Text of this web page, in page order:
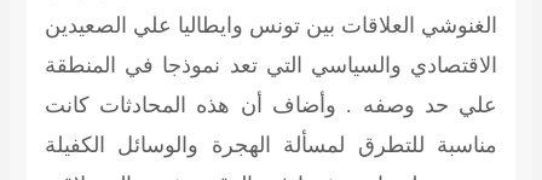
الغنوشي العلاقات بين تونس وايطاليا علي الصعيدين
الاقتصادي والسياسي التي تعد نموذجا في المنطقة
علي حد وصفه . وأضاف أن هذه المحادثات كانت
مناسبة للتطرق لمسألة الهجرة والوسائل الكفيلة